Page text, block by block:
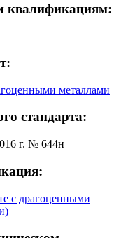
квалификациям:
металлами
стандарта:
г. № 644н
с драгоценными